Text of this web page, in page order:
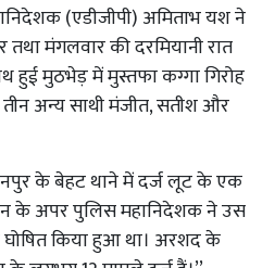
(एडीजीपी) अमिताभ यश ने
तथा मंगलवार की दरमियानी रात
हुई मुठभेड़ में मुस्तफा कग्गा गिरोह
अन्य साथी मंजीत, सतीश और
के बेहट थाने में दर्ज लूट के एक
के अपर पुलिस महानिदेशक ने उस
किया हुआ था। अरशद के